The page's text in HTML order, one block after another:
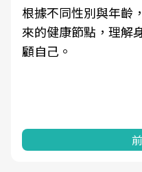
根據不同性別與年齡
來的健康節點，理解
顧自己。